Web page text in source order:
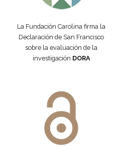
La Fundación Carolina firma la
Declaración de San Francisco
sobre la evaluación de la
investigación DORA